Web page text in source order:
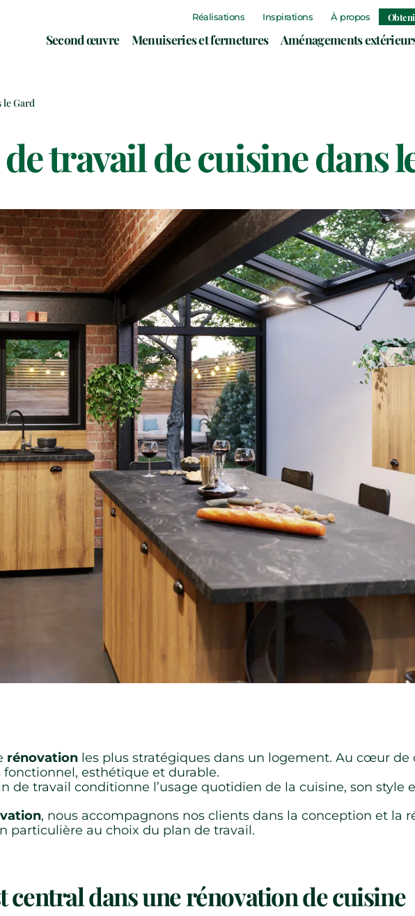
Second œuvre(nouvel onglet)
Menuiseries et fermetures(nouvel onglet)
Aménagements
Réalisations Inspirations À propos
le Gard
travail de cuisine dans
rénovation les plus stratégiques dans un logement. Au cœur de
fonctionnel, esthétique et durable.
de travail conditionne l’usage quotidien de la cuisine, son style
, nous accompagnons nos clients dans la conception et la
particulière au choix du plan de travail.
dans une rénovation de cuisine